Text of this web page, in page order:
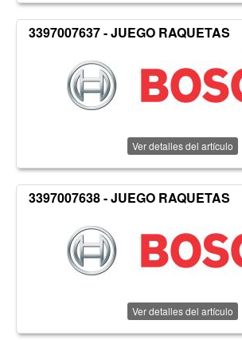
3397007637 - JUEGO RAQUETAS
Ver detalles del artículo
3397007638 - JUEGO RAQUETAS
Ver detalles del artículo